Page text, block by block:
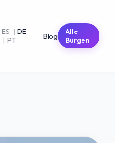
ES | DE
| PT Blog
Alle
Burgen